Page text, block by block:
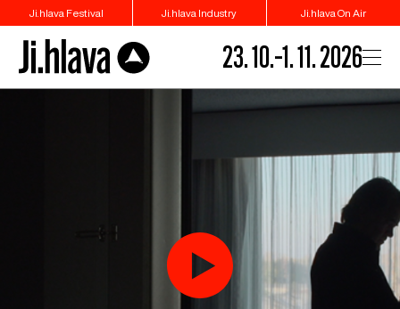
Ji.hlava Festival Ji.hlava Industry Ji.hlava On Air
23. 10.–1. 11. 2026